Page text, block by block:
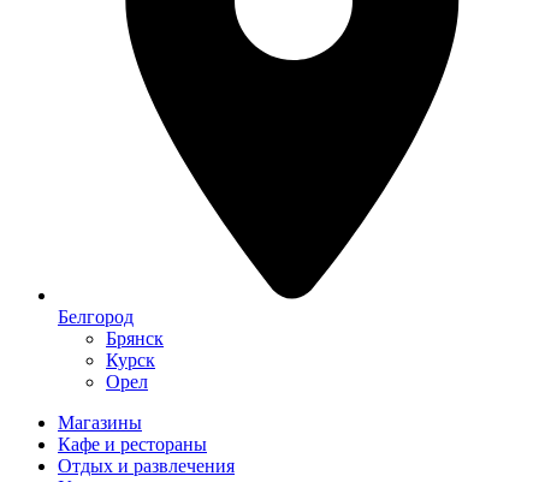
Белгород
Брянск
Курск
Орел
Магазины
Кафе и рестораны
Отдых и развлечения